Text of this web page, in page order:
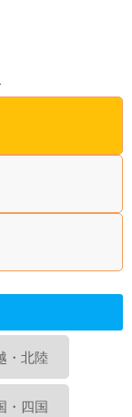
・北陸
・四国